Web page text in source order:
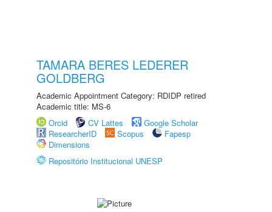
TAMARA BERES LEDERER
GOLDBERG
Academic Appointment Category: RDIDP retired
Academic title: MS-6
Orcid
CV Lattes
Google Scholar
ResearcherID
Scopus
Fapesp
Dimensions
Repositório Institucional UNESP